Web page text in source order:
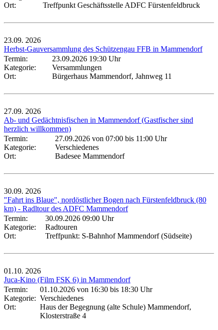
Ort:
Treffpunkt Geschäftsstelle ADFC Fürstenfeldbruck
23.09. 2026
Herbst-Gauversammlung des Schützengau FFB in Mammendorf
Termin:
23.09.2026 19:30 Uhr
Kategorie:
Versammlungen
Ort:
Bürgerhaus Mammendorf, Jahnweg 11
27.09. 2026
Ab- und Gedächtnisfischen in Mammendorf (Gastfischer sind
herzlich willkommen)
Termin:
27.09.2026 von 07:00 bis 11:00 Uhr
Kategorie:
Verschiedenes
Ort:
Badesee Mammendorf
30.09. 2026
"Fahrt ins Blaue", nordöstlicher Bogen nach Fürstenfeldbruck (80
km) - Radltour des ADFC Mammendorf
Termin:
30.09.2026 09:00 Uhr
Kategorie:
Radtouren
Ort:
Treffpunkt: S-Bahnhof Mammendorf (Südseite)
01.10. 2026
Juca-Kino (Film FSK 6) in Mammendorf
Termin:
01.10.2026 von 16:30 bis 18:30 Uhr
Kategorie: Verschiedenes
Ort:
Haus der Begegnung (alte Schule) Mammendorf,
Klosterstraße 4